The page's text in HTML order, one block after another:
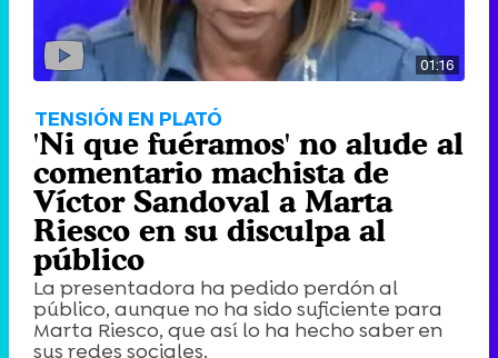
01:16
TENSIÓN EN PLATÓ
'Ni que fuéramos' no alude al
comentario machista de
Víctor Sandoval a Marta
Riesco en su disculpa al
público
La presentadora ha pedido perdón al
público, aunque no ha sido suficiente para
Marta Riesco, que así lo ha hecho saber en
sus redes sociales.